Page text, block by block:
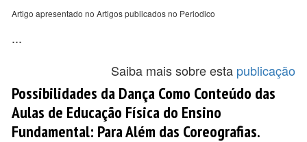
Artigo apresentado no Artigos publicados no Periodico
...
Saiba mais sobre esta publicação
Possibilidades da Dança Como Conteúdo das
Aulas de Educação Física do Ensino
Fundamental: Para Além das Coreografias.